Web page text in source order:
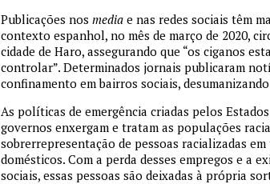
Publicações nos media e nas redes sociais têm
contexto espanhol, no mês de março de 2020,
cidade de Haro, assegurando que “os ciganos
controlar”. Determinados jornais publicaram
confinamento em bairros sociais,
As políticas de emergência criadas pelos
governos enxergam e tratam as populações
sobrerrepresentação de pessoas racializadas
domésticos. Com a perda desses empregos e a
sociais, essas pessoas são deixadas à própria